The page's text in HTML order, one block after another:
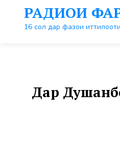
контенту
РАДИОИ
16 сол дар фазои
Дар